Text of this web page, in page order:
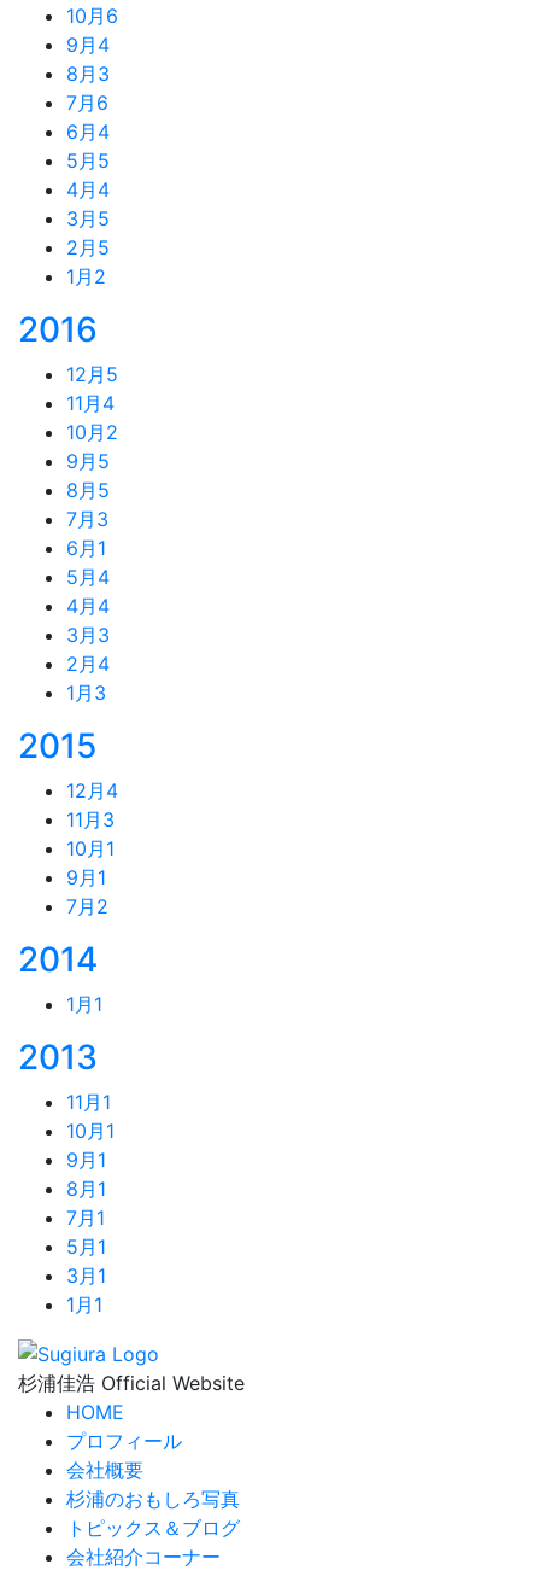
10月 6
9月 4
8月 3
7月 6
6月 4
5月 5
4月 4
3月 5
2月 5
1月 2
2016
12月 5
11月 4
10月 2
9月 5
8月 5
7月 3
6月 1
5月 4
4月 4
3月 3
2月 4
1月 3
2015
12月 4
11月 3
10月 1
9月 1
7月 2
2014
1月 1
2013
11月 1
10月 1
9月 1
8月 1
7月 1
5月 1
3月 1
1月 1
杉浦佳浩 Official Website
HOME
プロフィール
会社概要
杉浦のおもしろ写真
トピックス＆ブログ
会社紹介コーナー